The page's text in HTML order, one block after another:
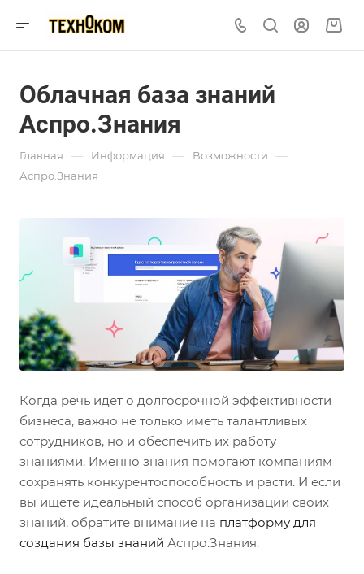
Облачная база знаний
Аспро.Знания
Главная — Информация — Возможности —
Аспро.Знания
Когда речь идет о долгосрочной эффективности
бизнеса, важно не только иметь талантливых
сотрудников, но и обеспечить их работу
знаниями. Именно знания помогают компаниям
сохранять конкурентоспособность и расти. И если
вы ищете идеальный способ организации своих
знаний, обратите внимание на платформу для
создания базы знаний Аспро.Знания.